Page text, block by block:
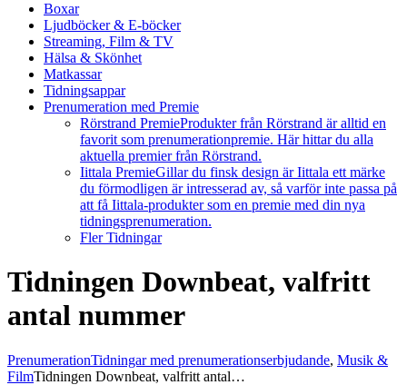
Boxar
Ljudböcker & E-böcker
Streaming, Film & TV
Hälsa & Skönhet
Matkassar
Tidningsappar
Prenumeration med Premie
Rörstrand PremieProdukter från Rörstrand är alltid en
favorit som prenumerationpremie. Här hittar du alla
aktuella premier från Rörstrand.
Iittala PremieGillar du finsk design är Iittala ett märke
du förmodligen är intresserad av, så varför inte passa på
att få Iittala-produkter som en premie med din nya
tidningsprenumeration.
Fler Tidningar
Tidningen Downbeat, valfritt
antal nummer
PrenumerationTidningar med prenumerationserbjudande, Musik &
FilmTidningen Downbeat, valfritt antal…